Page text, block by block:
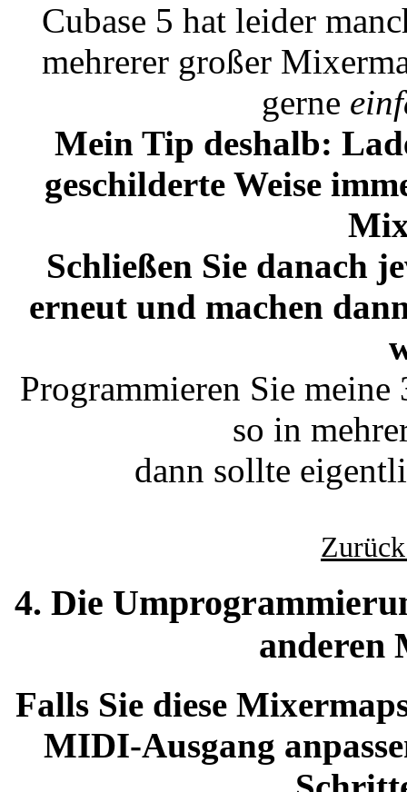
Cubase 5 hat leider
mehrerer großer
gerne
Mein Tip deshalb:
geschilderte Weise
Schließen Sie danach
erneut und machen
Programmieren Sie
so in
dann sollte
4. Die
anderen
Falls Sie diese
MIDI-Ausgang